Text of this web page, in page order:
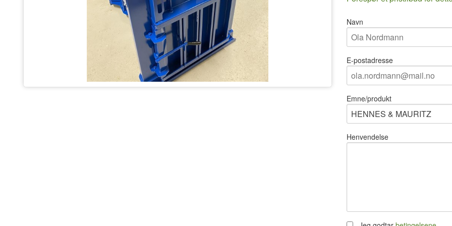
Navn
E-postadresse
Emne/produkt
Henvendelse